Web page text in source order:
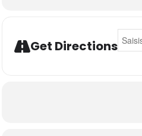
Get Directions